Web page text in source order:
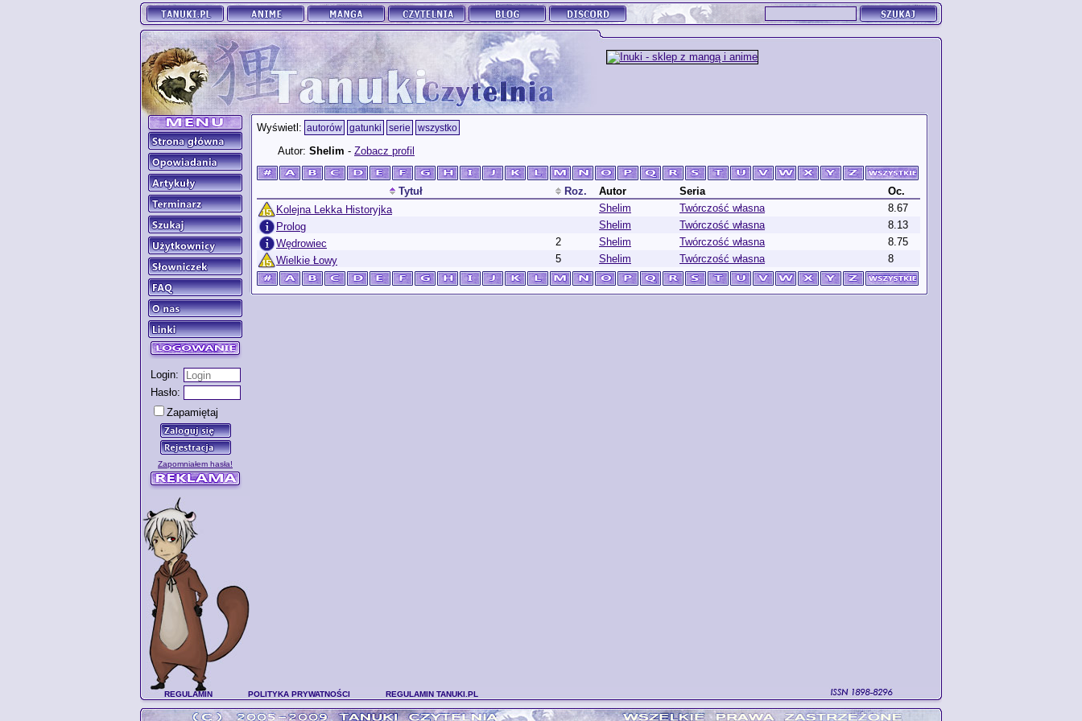
Login:
Hasło:
Zapamiętaj
Zapomniałem hasła!
Wyświetl: autorów gatunki serie wszystko
Autor: Shelim - Zobacz profil
Tytuł Roz. Autor Seria
Oc.
Kolejna Lekka Historyjka
Shelim Twórczość własna
8.67
Prolog
Shelim Twórczość własna
8.13
Wędrowiec
2 Shelim Twórczość własna
8.75
Wielkie Łowy
5 Shelim Twórczość własna 8
REGULAMIN POLITYKA PRYWATNOŚCI REGULAMIN TANUKI.PL